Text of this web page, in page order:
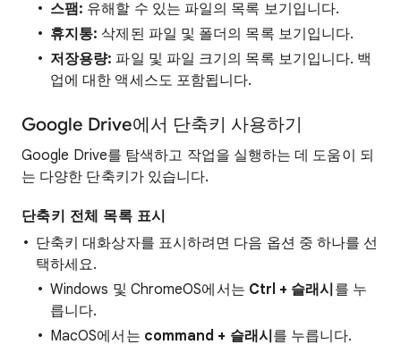
스팸: 유해할 수 있는 파일의 목록 보기입니다.
휴지통: 삭제된 파일 및 폴더의 목록 보기입니다.
저장용량: 파일 및 파일 크기의 목록 보기입니다. 백
업에 대한 액세스도 포함됩니다.
Google Drive에서 단축키 사용하기
Google Drive를 탐색하고 작업을 실행하는 데 도움이 되
는 다양한 단축키가 있습니다.
단축키 전체 목록 표시
단축키 대화상자를 표시하려면 다음 옵션 중 하나를 선
택하세요.
Windows 및 ChromeOS에서는 Ctrl + 슬래시 를 누
릅니다.
MacOS에서는 command + 슬래시를 누릅니다.